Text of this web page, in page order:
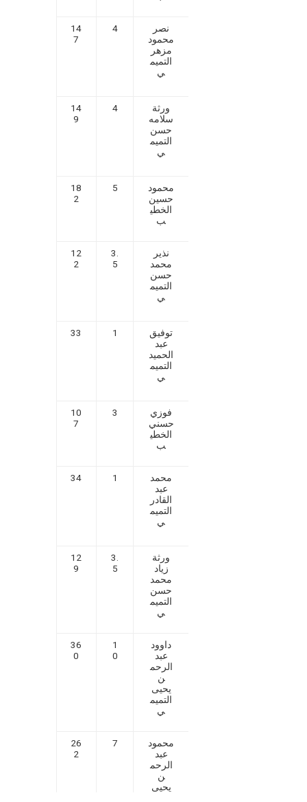
نصر
محمود
مزهر
التميم
ي
4
14
7
ورثة
سلامه
حسن
التميم
ي
4
14
9
محمود
حسين
الخطي
ب
5
18
2
نذير
محمد
حسن
التميم
ي
3.
5
12
2
توفيق
عبد
الحميد
التميم
ي
1
33
فوزي
حسني
الخطي
ب
3
10
7
محمد
عبد
القادر
التميم
ي
1
34
ورثة
زياد
محمد
حسن
التميم
ي
3.
5
12
9
داوود
عبد
الرحم
ن
يحيى
التميم
ي
1
0
36
0
محمود
عبد
الرحم
ن
يحيى
7
26
2